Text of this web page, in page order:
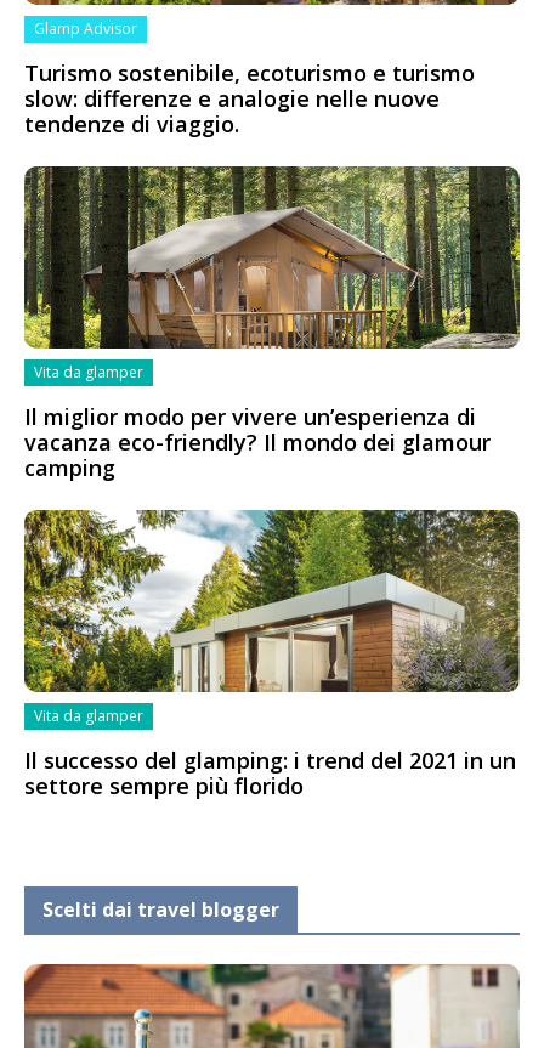
Glamp Advisor
Turismo sostenibile, ecoturismo e turismo
slow: differenze e analogie nelle nuove
tendenze di viaggio.
Vita da glamper
Il miglior modo per vivere un’esperienza di
vacanza eco-friendly? Il mondo dei glamour
camping
Vita da glamper
Il successo del glamping: i trend del 2021 in un
settore sempre più florido
Scelti dai travel blogger